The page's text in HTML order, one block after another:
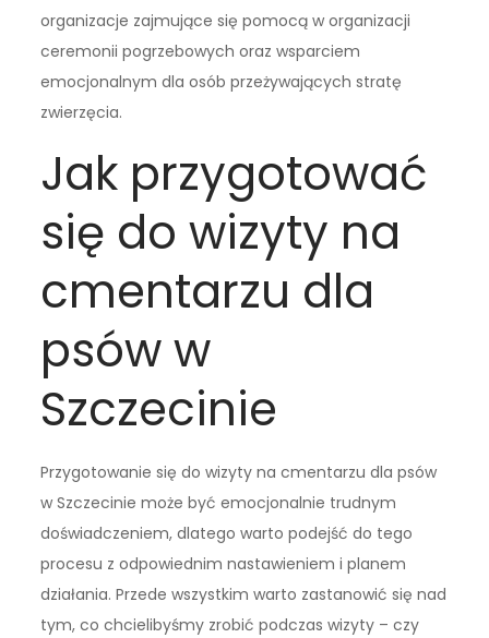
organizacje zajmujące się pomocą w organizacji
ceremonii pogrzebowych oraz wsparciem
emocjonalnym dla osób przeżywających stratę
zwierzęcia.
Jak przygotować
się do wizyty na
cmentarzu dla
psów w
Szczecinie
Przygotowanie się do wizyty na cmentarzu dla psów
w Szczecinie może być emocjonalnie trudnym
doświadczeniem, dlatego warto podejść do tego
procesu z odpowiednim nastawieniem i planem
działania. Przede wszystkim warto zastanowić się nad
tym, co chcielibyśmy zrobić podczas wizyty – czy